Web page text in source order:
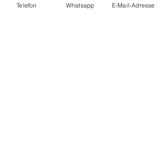
Telefon Whatsapp E-Mail-Adresse